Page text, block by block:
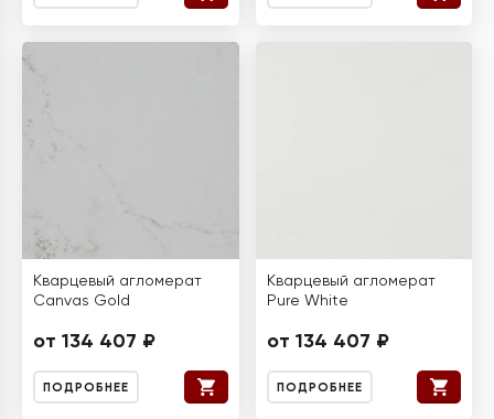
Кварцевый агломерат
Canvas Gold
от 134 407 ₽
ПОДРОБНЕЕ
Кварцевый агломерат
Pure White
от 134 407 ₽
ПОДРОБНЕЕ